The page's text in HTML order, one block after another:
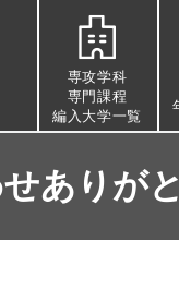
専攻学科
専門課程
編入大学一覧
ありが